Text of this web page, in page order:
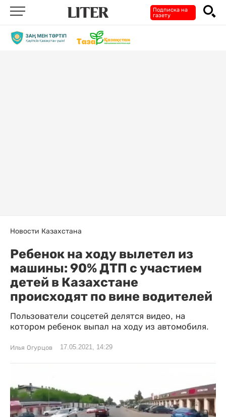
Подписка на
газету
Новости Казахстана
Ребенок на ходу вылетел из
машины: 90% ДТП с участием
детей в Казахстане
происходят по вине водителей
Пользователи соцсетей делятся видео, на
котором ребенок выпал на ходу из автомобиля.
Илья Огурцов 17.05.2021, 14:29